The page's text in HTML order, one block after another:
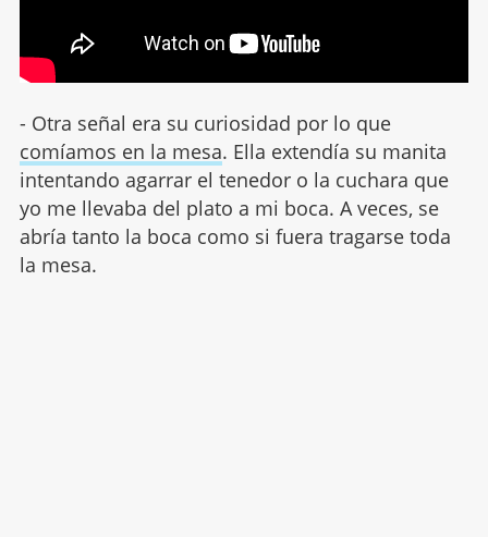
- Otra señal era su curiosidad por lo que
comíamos en la mesa. Ella extendía su manita
intentando agarrar el tenedor o la cuchara que
yo me llevaba del plato a mi boca. A veces, se
abría tanto la boca como si fuera tragarse toda
la mesa.